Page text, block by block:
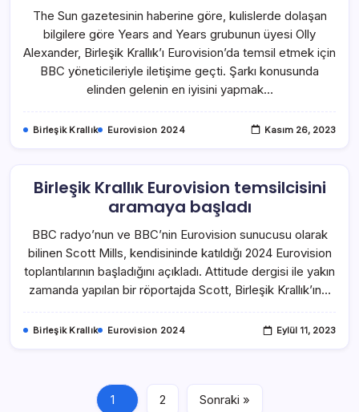
The Sun gazetesinin haberine göre, kulislerde dolaşan
bilgilere göre Years and Years grubunun üyesi Olly
Alexander, Birleşik Krallık’ı Eurovision’da temsil etmek için
BBC yöneticileriyle iletişime geçti. Şarkı konusunda
elinden gelenin en iyisini yapmak…
Birleşik Krallık Eurovision 2024 Kasım 26, 2023
Birleşik Krallık Eurovision temsilcisini
aramaya başladı
BBC radyo’nun ve BBC’nin Eurovision sunucusu olarak
bilinen Scott Mills, kendisininde katıldığı 2024 Eurovision
toplantılarının başladığını açıkladı. Attitude dergisi ile yakın
zamanda yapılan bir röportajda Scott, Birleşik Krallık’ın…
Birleşik Krallık Eurovision 2024 Eylül 11, 2023
1 2 Sonraki »